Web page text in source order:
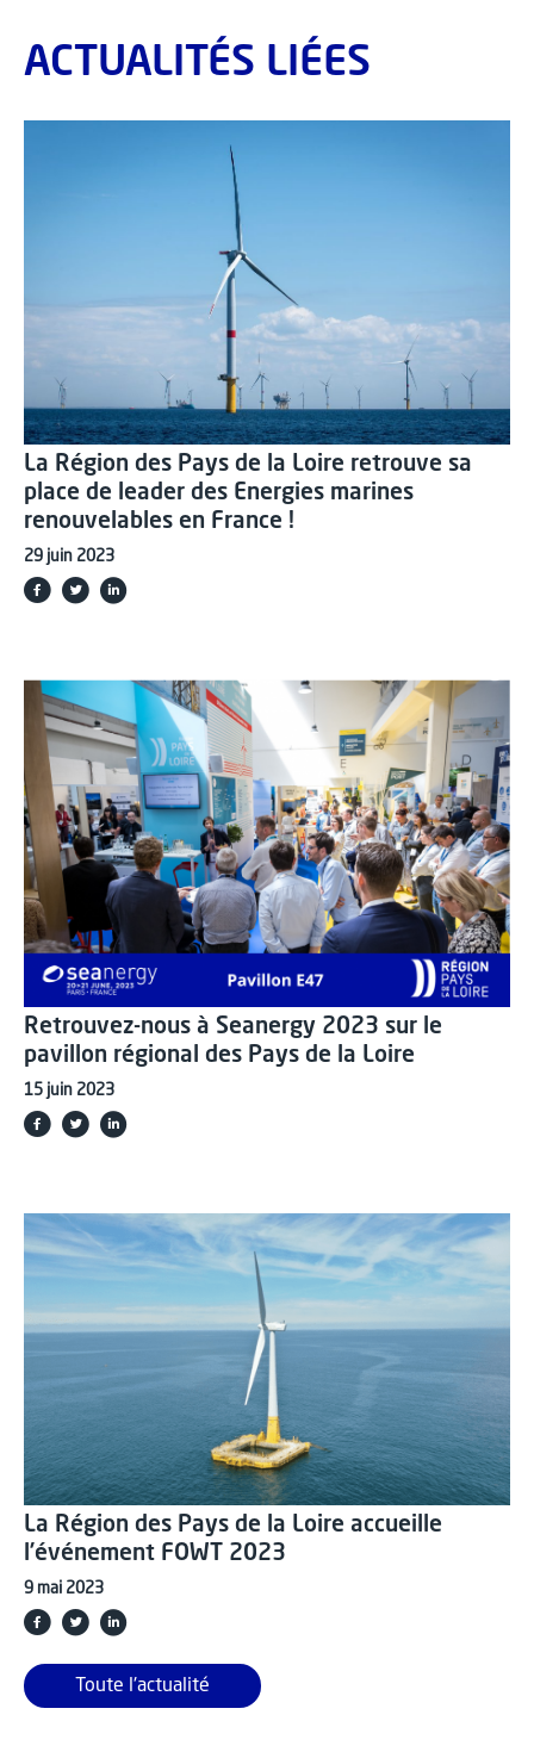
ACTUALITÉS LIÉES
La Région des Pays de la Loire retrouve sa
place de leader des Energies marines
renouvelables en France !
29 juin 2023
Retrouvez-nous à Seanergy 2023 sur le
pavillon régional des Pays de la Loire
15 juin 2023
La Région des Pays de la Loire accueille
l’événement FOWT 2023
9 mai 2023
Toute l'actualité